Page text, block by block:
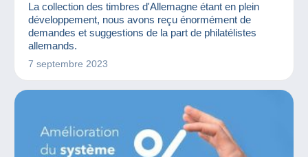
La collection des timbres d'Allemagne étant en plein
développement, nous avons reçu énormément de
demandes et suggestions de la part de philatélistes
allemands.
7 septembre 2023